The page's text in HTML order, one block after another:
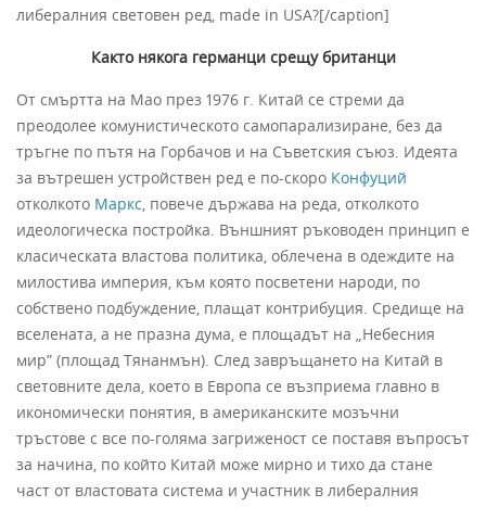
либералния световен ред, made in USA?[/caption]
Както някога германци срещу британци
От смъртта на Мао през 1976 г. Китай се стреми да
преодолее комунистическото самопарализиране, без да
тръгне по пътя на Горбачов и на Съветския съюз. Идеята
за вътрешен устройствен ред е по-скоро Конфуций
отколкото Маркс , повече държава на реда, отколкото
идеологическа постройка. Външният ръководен принцип е
класическата властова политика, облечена в одеждите на
милостива империя, към която посветени народи, по
собствено подбуждение, плащат контрибуция. Средище на
вселената, а не празна дума, е площадът на „Небесния
мир” (площад Тянанмън). След завръщането на Китай в
световните дела, което в Европа се възприема главно в
икономически понятия, в американските мозъчни
тръстове с все по-голяма загриженост се поставя въпросът
за начина, по който Китай може мирно и тихо да стане
част от властовата система и участник в либералния